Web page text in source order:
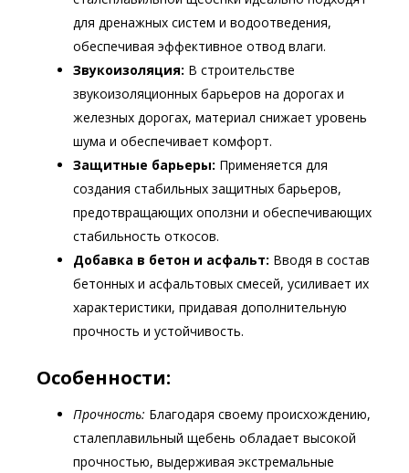
для дренажных систем и водоотведения,
обеспечивая эффективное отвод влаги.
Звукоизоляция: В строительстве
звукоизоляционных барьеров на дорогах и
железных дорогах, материал снижает уровень
шума и обеспечивает комфорт.
Защитные барьеры: Применяется для
создания стабильных защитных барьеров,
предотвращающих оползни и обеспечивающих
стабильность откосов.
Добавка в бетон и асфальт: Вводя в состав
бетонных и асфальтовых смесей, усиливает их
характеристики, придавая дополнительную
прочность и устойчивость.
Особенности:
Прочность: Благодаря своему происхождению,
сталеплавильный щебень обладает высокой
прочностью, выдерживая экстремальные